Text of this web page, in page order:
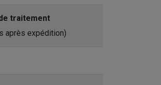
traitement
après expédition)